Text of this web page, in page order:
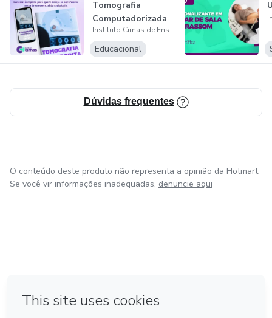
unidades de ensino:
Tomografia
Computadorizada
Instituto Cimas de Ensino
Educacional
Dúvidas frequentes
O conteúdo deste produto não representa a opinião da Hotmart.
Se você vir informações inadequadas, denuncie aqui
Feito com ❤ em Bogotá